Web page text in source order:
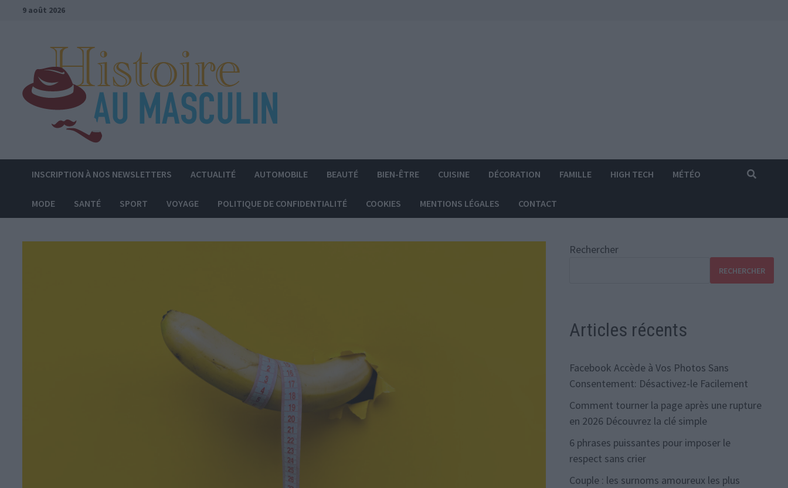
Passer9 août 2026
INSCRIPTION À NOS NEWSLETTERS ACTUALITÉ AUTOMOBILE BEAUTÉ BIEN-ÊTRE CUISINE DÉCORATION FAMILLE HIGH TECH MÉTÉO
MODE SANTÉ SPORT VOYAGE POLITIQUE DE CONFIDENTIALITÉ COOKIES MENTIONS LÉGALES CONTACT
Rechercher
RECHERCHER
Articles récents
Facebook Accède à Vos Photos Sans
Consentement: Désactivez-le Facilement
Comment tourner la page après une rupture
en 2026 Découvrez la clé simple
6 phrases puissantes pour imposer le
respect sans crier
Couple : les surnoms amoureux les plus